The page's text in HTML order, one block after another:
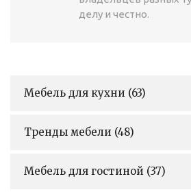
делу и честно.
Мебель для кухни (63)
Тренды мебели (48)
Мебель для гостиной (37)